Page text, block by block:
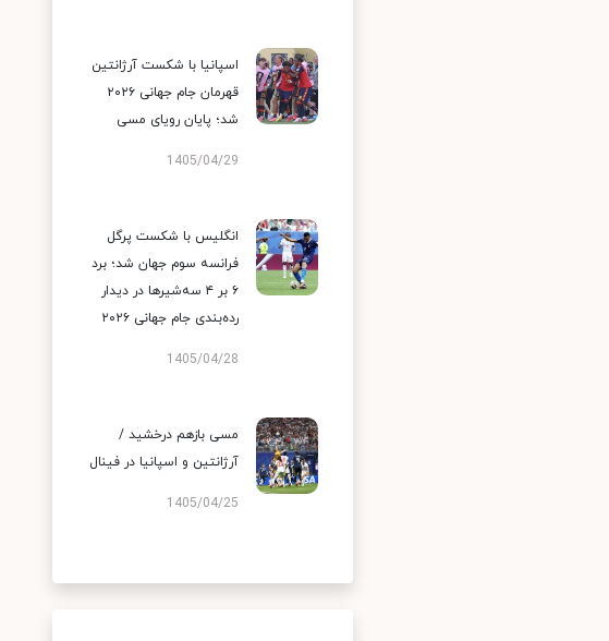
اسپانیا با شکست آرژانتین
قهرمان جام جهانی ۲۰۲۶
شد؛ پایان رویای مسی
1405/04/29
انگلیس با شکست پرگل
فرانسه سوم جهان شد؛ برد
۶ بر ۴ سه‌شیرها در دیدار
رده‌بندی جام جهانی ۲۰۲۶
1405/04/28
مسی بازهم درخشید /
آرژانتین و اسپانیا در فینال
1405/04/25